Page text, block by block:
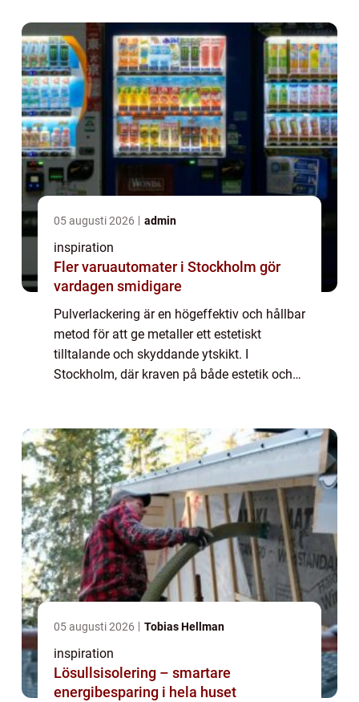
05 augusti 2026 admin
inspiration
Fler varuautomater i Stockholm gör
vardagen smidigare
Pulverlackering är en högeffektiv och hållbar
metod för att ge metaller ett estetiskt
tilltalande och skyddande ytskikt. I
Stockholm, där kraven på både estetik och
05 augusti 2026 Tobias Hellman
inspiration
Lösullsisolering – smartare
energibesparing i hela huset